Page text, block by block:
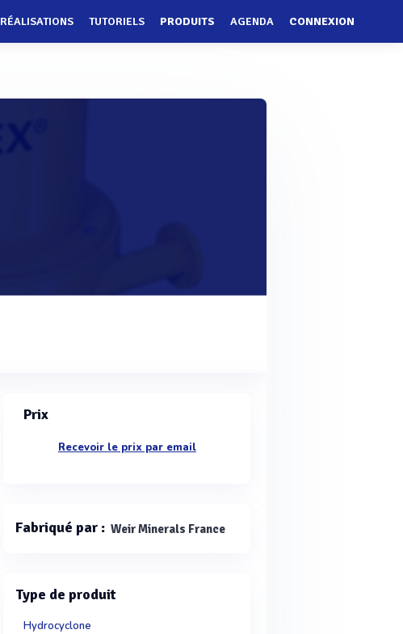
RÉALISATIONS TUTORIELS PRODUITS AGENDA CONNEXION
Prix
Recevoir le prix par email
Fabriqué par : Weir Minerals France
Type de produit
Hydrocyclone